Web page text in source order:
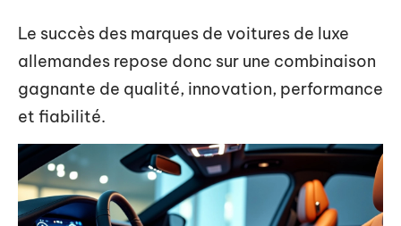
Le succès des marques de voitures de luxe
allemandes repose donc sur une combinaison
gagnante de qualité, innovation, performance
et fiabilité.